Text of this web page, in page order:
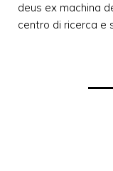
deus ex machina
centro di ricerca e